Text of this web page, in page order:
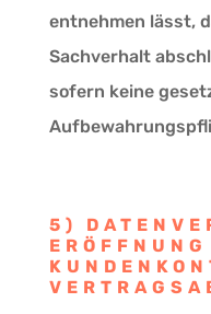
entnehmen lässt,
Sachverhalt
sofern keine
5)